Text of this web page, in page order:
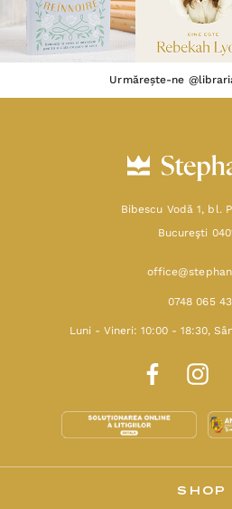
Urmărește-ne
Bibescu Vodă 1, bl.
Bucureşti
0748 065
Luni - Vineri: 10:00 - 18:30,
SHOP